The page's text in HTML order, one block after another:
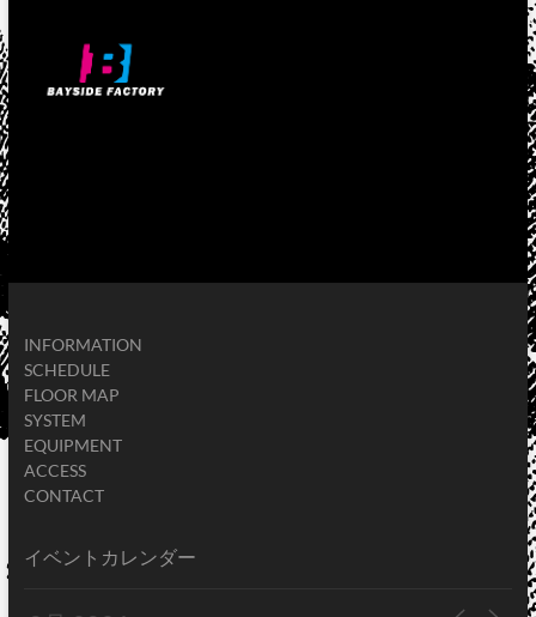
INFORMATION
SCHEDULE
FLOOR MAP
SYSTEM
EQUIPMENT
ACCESS
CONTACT
イベントカレンダー